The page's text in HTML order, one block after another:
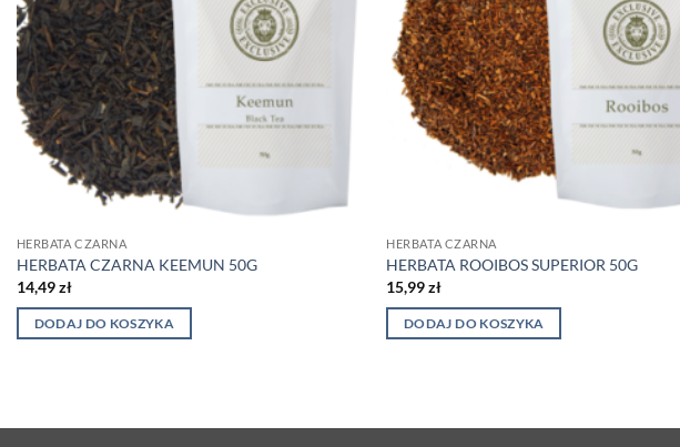
HERBATA CZARNA
HERBATA CZARNA KEEMUN 50G
14,49zł
DODAJ DO KOSZYKA
HERBATA CZARNA
HERBATA ROOIBOS SUPERIOR 50G
15,99zł
DODAJ DO KOSZYKA